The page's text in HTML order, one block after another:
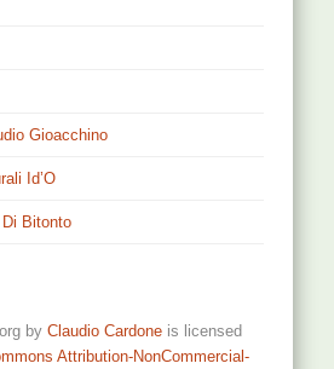
Gioacchino
Id’O
Bitonto
byClaudio Cardone is licensed
Attribution-NonCommercial-